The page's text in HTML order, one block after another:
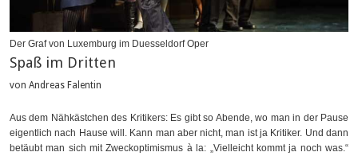
Der Graf von Luxemburg im Duesseldorf Oper
Spaß im Dritten
von Andreas Falentin
Aus dem Nähkästchen des Kritikers: Es gibt so Abende, wo man in der Pause
eigentlich nach Hause will. Kann man aber nicht, man ist ja Kritiker. Und dann
betäubt man sich mit Zweckoptimismus à la: „Vielleicht kommt ja noch was.“